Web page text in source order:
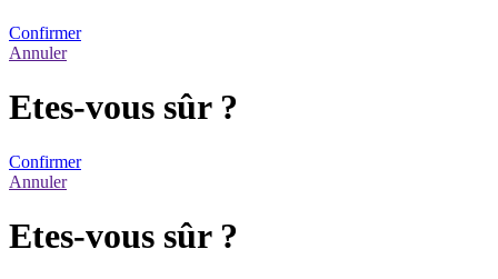
Confirmer
Annuler
Etes-vous sûr ?
Confirmer
Annuler
Etes-vous sûr ?